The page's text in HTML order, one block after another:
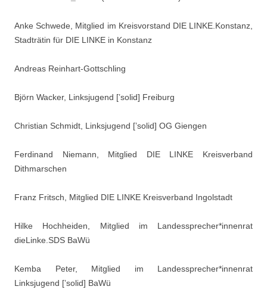
Anke Schwede, Mitglied im Kreisvorstand DIE LINKE.Konstanz,
Stadträtin für DIE LINKE in Konstanz
Andreas Reinhart-Gottschling
Björn Wacker, Linksjugend [’solid] Freiburg
Christian Schmidt, Linksjugend [’solid] OG Giengen
Ferdinand Niemann, Mitglied DIE LINKE Kreisverband
Dithmarschen
Franz Fritsch, Mitglied DIE LINKE Kreisverband Ingolstadt
Hilke Hochheiden, Mitglied im Landessprecher*innenrat
dieLinke.SDS BaWü
Kemba Peter, Mitglied im Landessprecher*innenrat
Linksjugend [’solid] BaWü